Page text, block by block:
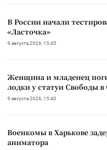
В России начали
«Ласточка»
9 августа 2026, 15:45
Женщина и младенец
лодки у статуи Свободы
9 августа 2026, 15:40
Военкомы в Харькове
аниматора